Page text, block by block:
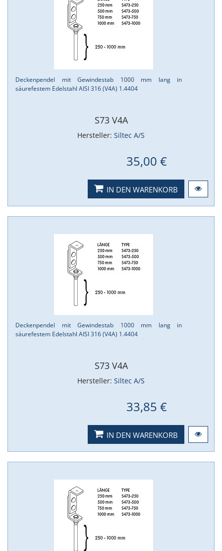
Deckenpendel mit Gewindestab 1000 mm lang in
säurefestem Edelstahl AISI 316 (V4A) 1.​4404
S73 V4A
Hersteller: Siltec A/S
35,00 €
IN DEN WARENKORB
Deckenpendel mit Gewindestab 1000 mm lang in
säurefestem Edelstahl AISI 316 (V4A) 1.​4404
S73 V4A
Hersteller: Siltec A/S
33,85 €
IN DEN WARENKORB